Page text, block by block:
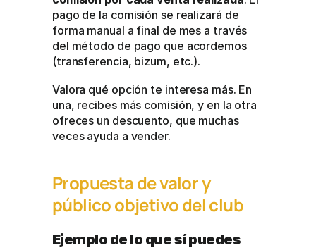
pago de la comisión se realizará de
forma manual a final de mes a través
del método de pago que acordemos
(transferencia, bizum, etc.).
Valora qué opción te interesa más. En
una, recibes más comisión, y en la otra
ofreces un descuento, que muchas
veces ayuda a vender.
Propuesta de valor y
público objetivo del club
Ejemplo de lo que sí puedes